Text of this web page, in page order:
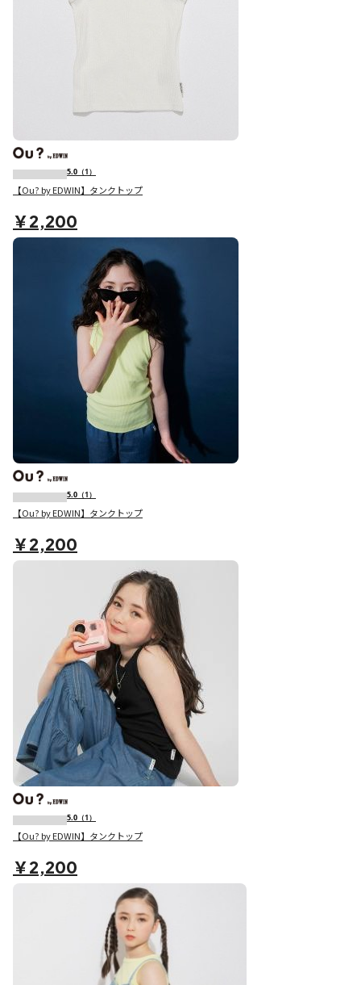
5.0 （1）
【Ou? by EDWIN】タンクトップ
￥2,200
5.0 （1）
【Ou? by EDWIN】タンクトップ
￥2,200
5.0 （1）
【Ou? by EDWIN】タンクトップ
￥2,200